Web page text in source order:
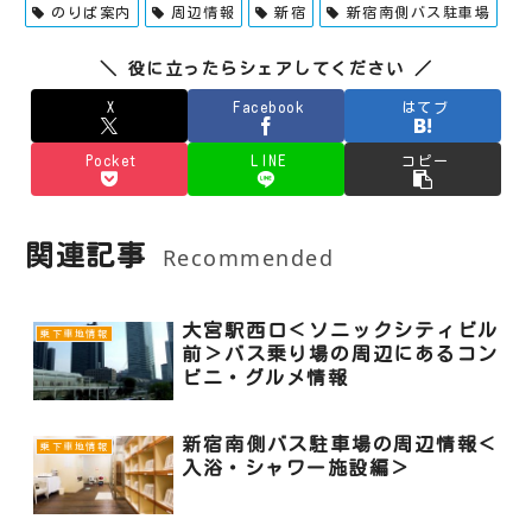
のりば案内 周辺情報 新宿 新宿南側バス駐車場
＼ 役に立ったらシェアしてください ／
X Facebook はてブ
Pocket LINE コピー
関連記事 Recommended
乗下車地情報
大宮駅西口＜ソニックシティビル
前＞バス乗り場の周辺にあるコン
ビニ・グルメ情報
乗下車地情報
新宿南側バス駐車場の周辺情報＜
入浴・シャワー施設編＞